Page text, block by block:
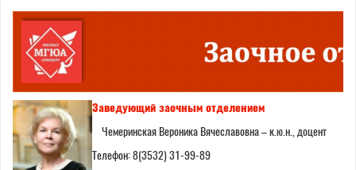
здесь
Заведующий заочным отделением
Чемеринская Вероника Вячеславовна – к.ю.н., доцент
Телефон: 8(3532) 31-99-89